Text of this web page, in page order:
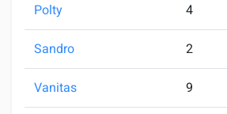
Polty 4
Sandro 2
Vanitas 9